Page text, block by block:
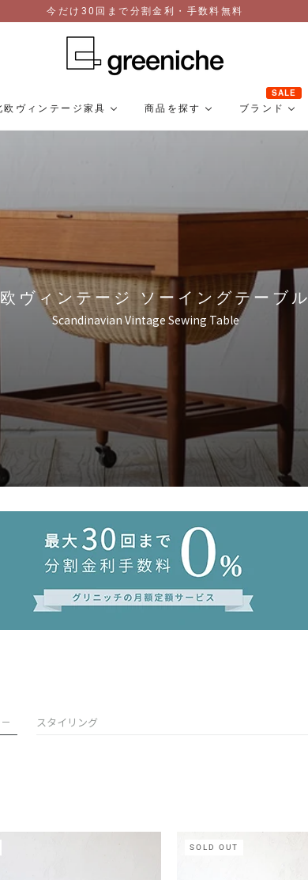
今だけ30回まで分割金利・手数料無料
欧ヴィンテージ家具
商品を探す ブランド
SALE
ヴィンテージ ソーイングテーブル
Scandinavian Vintage Sewing Table
スタイリング
SOLD OUT